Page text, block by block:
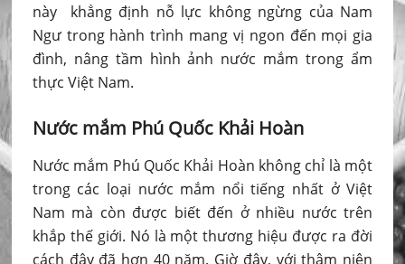
này khẳng định nỗ lực không ngừng của Nam
Ngư trong hành trình mang vị ngon đến mọi gia
đình, nâng tầm hình ảnh nước mắm trong ẩm
thực Việt Nam.
Nước mắm Phú Quốc Khải Hoàn
Nước mắm Phú Quốc Khải Hoàn không chỉ là một
trong các loại nước mắm nổi tiếng nhất ở Việt
Nam mà còn được biết đến ở nhiều nước trên
khắp thế giới. Nó là một thương hiệu được ra đời
cách đây đã hơn 40 năm. Giờ đây, với thâm niên